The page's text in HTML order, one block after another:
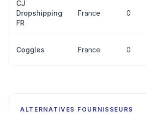
CJ
Dropshipping
FR
France 0
Coggles France 0
ALTERNATIVES FOURNISSEURS